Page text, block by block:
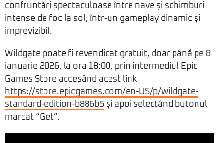
confruntări spectaculoase între nave și schimburi
intense de foc la sol, într-un gameplay dinamic și
imprevizibil.
Wildgate poate fi revendicat gratuit, doar până pe 8
ianuarie 2026, la ora 18:00, prin intermediul Epic
Games Store accesând acest link
https://store.epicgames.com/en-US/p/wildgate-
standard-edition-b886b5 și apoi selectând butonul
marcat “Get”.